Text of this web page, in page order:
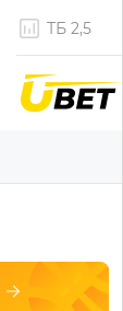
ТБ 2,5